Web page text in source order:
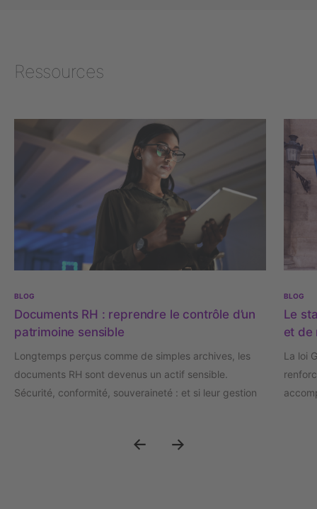
Ressources
BLOG
Documents RH : reprendre le contrôle d’un
patrimoine sensible
Longtemps perçus comme de simples archives, les
documents RH sont devenus un actif sensible.
Sécurité, conformité, souveraineté : et si leur gestion
BLOG
Le
et de
La loi